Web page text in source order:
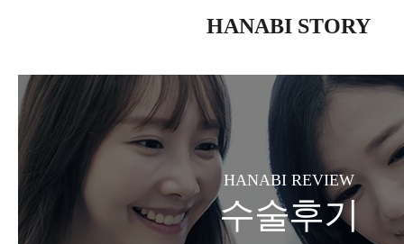
HANABI STORY
HANABI REVIEW
수술후기